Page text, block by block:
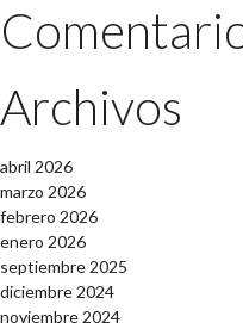
Archivos
abril 2026
marzo 2026
febrero 2026
enero 2026
septiembre 2025
diciembre 2024
noviembre 2024